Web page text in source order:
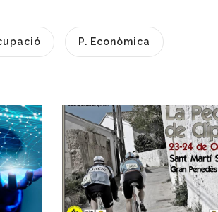
P. Econòmica
DESENA EDICIÓ DE
LA CURSA "PEDALS
DE CLIP"
Turisme